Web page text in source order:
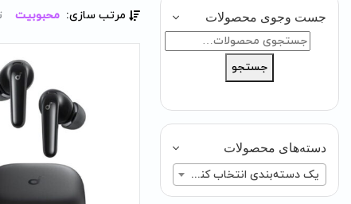
جست وجوی محصولات
جستجو
جستجو
دسته‌های محصولات
یک دسته‌بندی انتخاب کنید
مرتب سازی: محبوبیت